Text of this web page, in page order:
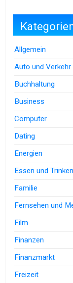
Allgemein
Auto und Verkehr
Buchhaltung
Business
Computer
Dating
Energien
Essen und Trinken
Familie
Fernsehen und
Film
Finanzen
Finanzmarkt
Freizeit